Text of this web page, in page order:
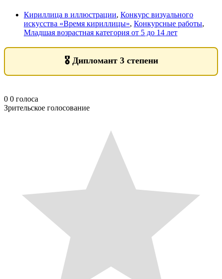
Кириллица в иллюстрации, Конкурс визуального
искусства «Время кириллицы», Конкурсные работы,
Младшая возрастная категория от 5 до 14 лет
🎖️ Дипломант 3 степени
0 0 голоса
Зрительское голосование